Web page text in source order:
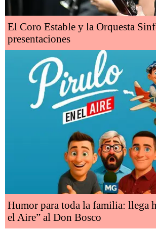
El Coro Estable y la Orquesta
presentaciones
Humor para toda la familia: llega
el Aire” al Don Bosco